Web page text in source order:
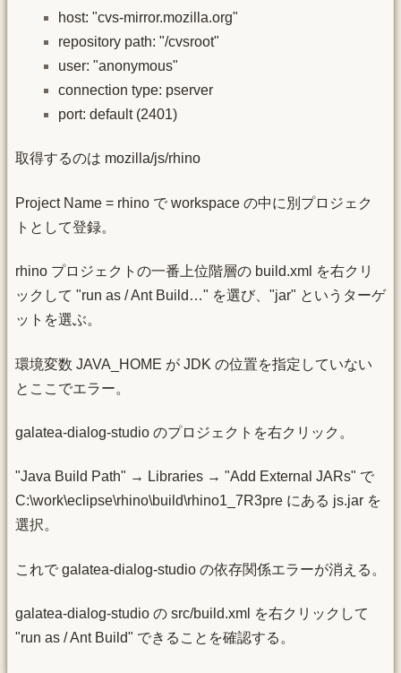
host: "cvs-mirror.mozilla.org"
repository path: "/cvsroot"
user: "anonymous"
connection type: pserver
port: default (2401)
取得するのは mozilla/js/rhino
Project Name = rhino で workspace の中に別プロジェク
トとして登録。
rhino プロジェクトの一番上位階層の build.xml を右クリ
ックして "run as / Ant Build…" を選び、"jar" というターゲ
ットを選ぶ。
環境変数 JAVA_HOME が JDK の位置を指定していない
とここでエラー。
galatea-dialog-studio のプロジェクトを右クリック。
"Java Build Path" → Libraries → "Add External JARs" で
C:\work\eclipse\rhino\build\rhino1_7R3pre にある js.jar を
選択。
これで galatea-dialog-studio の依存関係エラーが消える。
galatea-dialog-studio の src/build.xml を右クリックして
"run as / Ant Build" できることを確認する。